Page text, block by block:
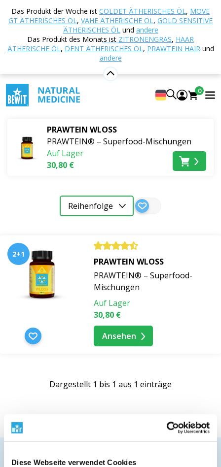
Diese Webseite verwendet Cookies
Das Produkt der Woche ist COLDET ÄTHERISCHES ÖL, MOVE
GT ÄTHERISCHES ÖL, VAHE ÄTHERISCHE ÖL, GOLD SENSITIVE
ÄTHERISCHES ÖLund andere
Das Produkt des Monats ist ZITRONENGRAS, HAAR
ÄTHERISCHE ÖL, DENT ÄTHERISCHES ÖL, PRAWTEIN HAIRund
andere
0
Startseite E-shop
Ernährung und
Nahrungsergänzungsmittel
PRAWTEIN® –
Superfood-Mischungen
Für weibliche Harmonie und
Wohlbefinden
Für weibliche Harmonie und
Wohlbefinden
Bestseller
PRAWTEIN WLOSS
PRAWTEIN® – Superfood-Mischungen
Auf Lager
30,80 €
Reihenfolge
2+1
PRAWTEIN WLOSS
PRAWTEIN® – Superfood-
Mischungen
Auf Lager
30,80 €
Ansehen
Dargestellt 1 bis 1 aus 1 einträge
WIR VERSENDEN WELTWEIT